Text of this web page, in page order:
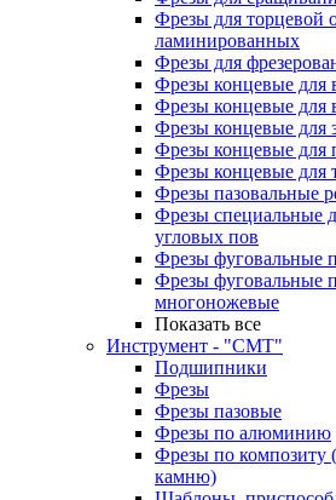
Фрезы для торцевой
ламинированных
Фрезы для
Фрезы концевые для
Фрезы концевые для
Фрезы концевые для
Фрезы концевые для
Фрезы концевые для
Фрезы пазовальные
Фрезы специальные
угловых пов
Фрезы фуговальные
Фрезы фуговальные
многоножевые
Показать все
Инструмент - "СМТ"
Подшипники
Фрезы
Фрезы пазовые
Фрезы по алюминию
Фрезы по композиту
камню)